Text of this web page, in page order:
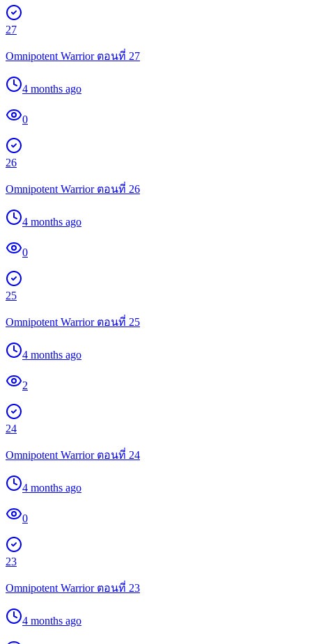
27
Omnipotent Warrior ตอนที่ 27
4 months ago
0
26
Omnipotent Warrior ตอนที่ 26
4 months ago
0
25
Omnipotent Warrior ตอนที่ 25
4 months ago
2
24
Omnipotent Warrior ตอนที่ 24
4 months ago
0
23
Omnipotent Warrior ตอนที่ 23
4 months ago